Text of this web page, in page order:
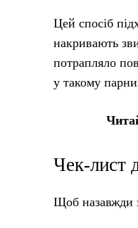
Цей спосіб
накривають
потрапляло
у такому
Чек-лист
Щоб назавжди